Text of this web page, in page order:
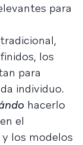
para
los
para
individuo.
hacerlo
el
los modelos